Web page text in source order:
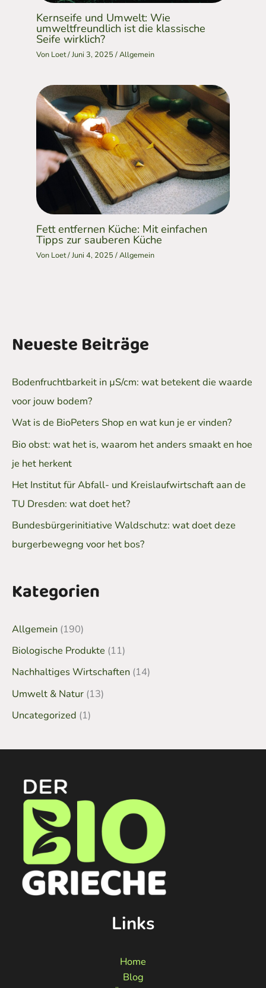
Kernseife und Umwelt: Wie
umweltfreundlich ist die klassische
Seife wirklich?
Von Loet/Juni 3, 2025/Allgemein
Fett entfernen Küche: Mit einfachen
Tipps zur sauberen Küche
Von Loet/Juni 4, 2025/Allgemein
Neueste Beiträge
Bodenfruchtbarkeit in µS/cm: wat betekent die waarde
voor jouw bodem?
Wat is de BioPeters Shop en wat kun je er vinden?
Bio obst: wat het is, waarom het anders smaakt en hoe
je het herkent
Het Institut für Abfall- und Kreislaufwirtschaft aan de
TU Dresden: wat doet het?
Bundesbürgerinitiative Waldschutz: wat doet deze
burgerbewegng voor het bos?
Kategorien
Allgemein (190)
Biologische Produkte (11)
Nachhaltiges Wirtschaften (14)
Umwelt & Natur (13)
Uncategorized (1)
Links
Home
Blog